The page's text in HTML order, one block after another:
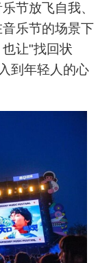
节放飞自我、
乐节的场景下
让"找回状
到年轻人的心